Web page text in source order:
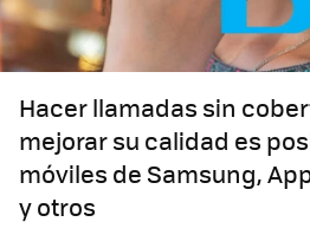
Hacer llamadas sin
mejorar su calidad es
móviles de Samsung,
y otros